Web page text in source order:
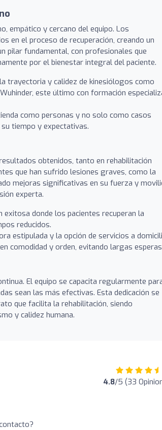
empático y cercano del equipo. Los
en el proceso de recuperación, creando un
pilar fundamental, con profesionales que
por el bienestar integral del paciente.
trayectoria y calidez de kinesiólogos como
este último con formación
como personas y no solo como casos
tiempo y expectativas.
obtenidos, tanto en rehabilitación
que han sufrido lesiones graves, como la
mejoras significativas en su fuerza y
experta.
exitosa donde los pacientes recuperan la
reducidos.
estipulada y la opción de servicios a
comodidad y orden, evitando largas
El equipo se capacita regularmente
sean las más efectivas. Esta dedicación se
que facilita la rehabilitación, siendo
y calidez humana.
4.8/5 (33